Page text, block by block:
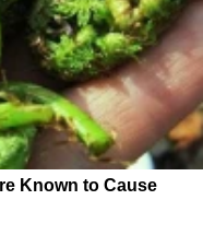
Known to Cause